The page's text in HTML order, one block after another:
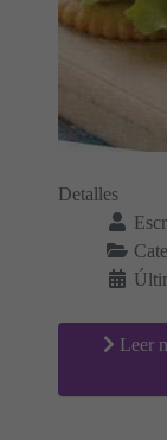
Detalles
Leer